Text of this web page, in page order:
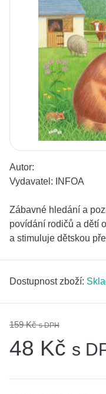
Autor:
Vydavatel:
INFOA
Zábavné hledání a
povídání rodičů a dětí
a stimuluje dětskou
Dostupnost zboží:
159 Kčs DPH
48 Kč s